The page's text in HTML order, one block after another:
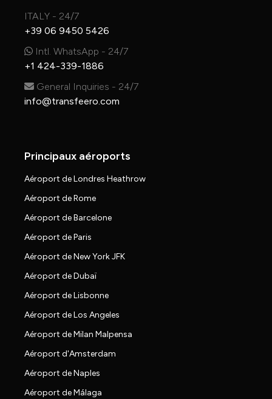
ITALY - 24/7
+39 06 9450 5426
Intl. WhatsApp - 24/7
+1 424-339-1886
General Inquiries - 24/7
info@transfeero.com
Principaux aéroports
Aéroport de Londres Heathrow
Aéroport de Rome
Aéroport de Barcelone
Aéroport de Paris
Aéroport de New York JFK
Aéroport de Dubaï
Aéroport de Lisbonne
Aéroport de Los Angeles
Aéroport de Milan Malpensa
Aéroport d'Amsterdam
Aéroport de Naples
Aéroport de Málaga